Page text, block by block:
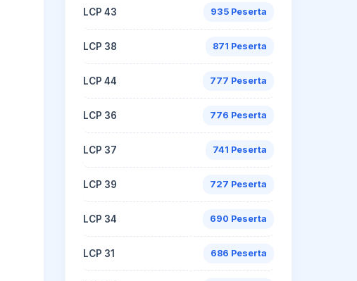
LCP 43 935 Peserta
LCP 38 871 Peserta
LCP 44 777 Peserta
LCP 36 776 Peserta
LCP 37 741 Peserta
LCP 39 727 Peserta
LCP 34 690 Peserta
LCP 31 686 Peserta